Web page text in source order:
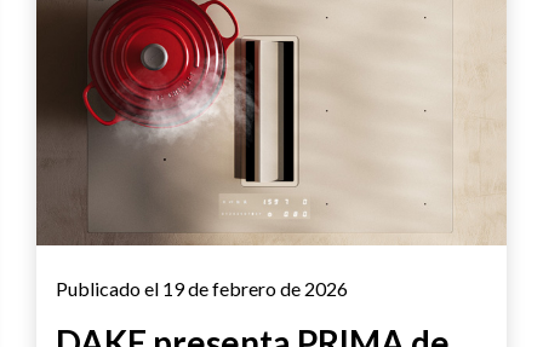
Publicado el 19 de febrero de 2026